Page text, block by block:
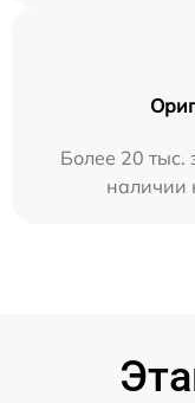
Более 20 тыс.
наличии